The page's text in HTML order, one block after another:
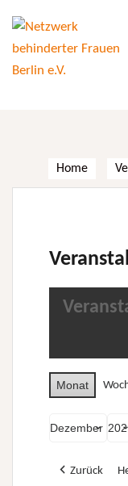
content
Home
Monat
Zurück